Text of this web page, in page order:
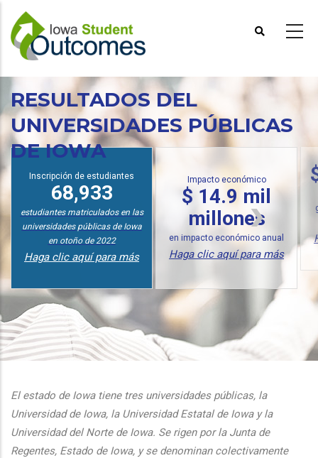
Pasar
contenido
principal
actions
RESULTADOS DEL
UNIVERSIDADES PÚBLICAS
DE IOWA
Inscripción de estudiantes
68,933
estudiantes matriculados en las
universidades públicas de Iowa
en otoño de 2022
Haga clic aquí para más
Impacto económico
$ 14.9 mil
millones
en impacto económico anual
Haga clic aquí para más
El estado de Iowa tiene tres universidades públicas, la
Universidad de Iowa, la Universidad Estatal de Iowa y la
Universidad del Norte de Iowa. Se rigen por la Junta de
Regentes, Estado de Iowa, y se denominan colectivamente